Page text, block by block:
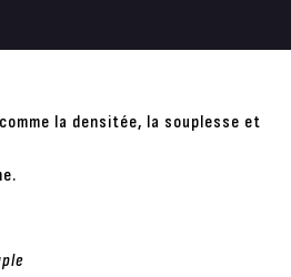
la densitée, la souplesse et